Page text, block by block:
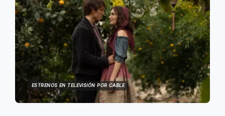
ESTRENOS EN TELEVISIÓN POR CABLE